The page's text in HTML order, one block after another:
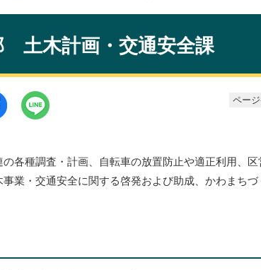
土木計画・交通安全課
ペー
の各種調査・計画、自転車の放置防止や適正利用、
事業・交通安全に関する啓発および助成、かわまち